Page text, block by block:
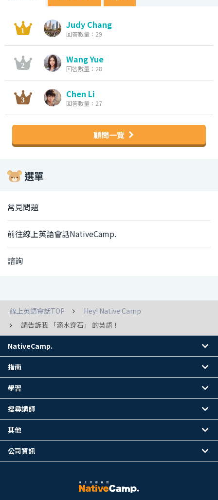
Judy Chang
回答數量：29
Wang Yue
回答數量：28
Chen Li
回答數量：27
顧問一覽
選單
常見問題
前往線上英語會話NativeCamp.
諮詢
線上英語會話TOP
Hey! Native Camp
請告訴我 「滴水穿石」 的英語！
NativeCamp.
指南
學習
搜尋講師
其他
公司資訊